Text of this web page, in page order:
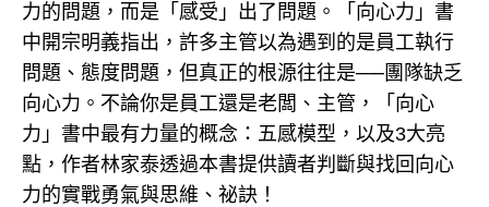
力的問題，而是「感受」出了問題。「向心力」書
中開宗明義指出，許多主管以為遇到的是員工執行
問題、態度問題，但真正的根源往往是──團隊缺乏
向心力。不論你是員工還是老闆、主管，「向心
力」書中最有力量的概念：五感模型，以及3大亮
點，作者林家泰透過本書提供讀者判斷與找回向心
力的實戰勇氣與思維、祕訣！